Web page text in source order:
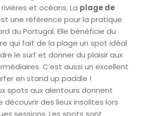
et océans. La plage de
une référence pour la pratique
du Portugal. Elle bénéficie du
qui fait de la plage un spot idéal
le surf et donner du plaisir aux
C’est aussi un excellent
en stand up paddle !
spots aux alentours donnent
découvrir des lieux insolites lors
sessions. Les spots sont